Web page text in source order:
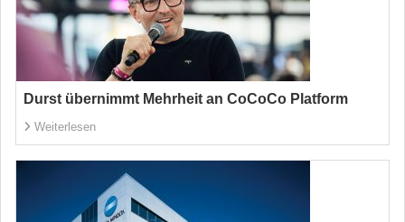
Durst übernimmt Mehrheit an CoCoCo Platform
Weiterlesen